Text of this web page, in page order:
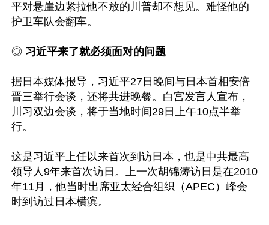
平对悬崖边紧拉他不放的川普却不想见。难怪他的
护卫车队会翻车。
◎ 习近平来了就必须面对的问题
据日本媒体报导，习近平27日晚间与日本首相安倍
晋三举行会谈，还将共进晚餐。白宫发言人宣布，
川习双边会谈，将于当地时间29日上午10点半举
行。
这是习近平上任以来首次到访日本，也是中共最高
领导人9年来首次访日。上一次胡锦涛访日是在2010
年11月，他当时出席亚太经合组织（APEC）峰会
时到访过日本横滨。